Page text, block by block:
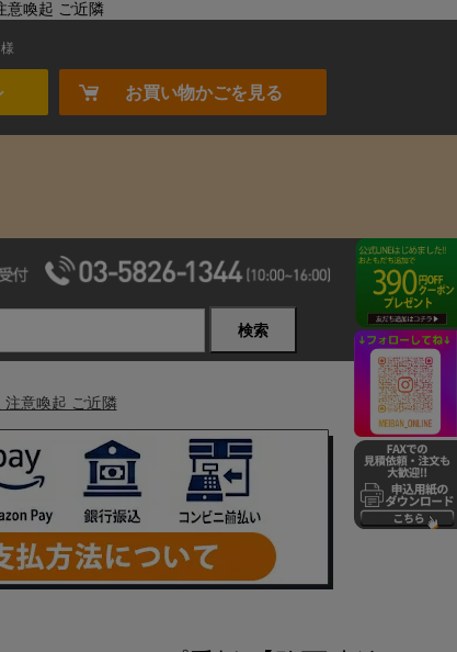
意喚起 ご近隣
様
お買い物かごを見る
検索
意喚起 ご近隣